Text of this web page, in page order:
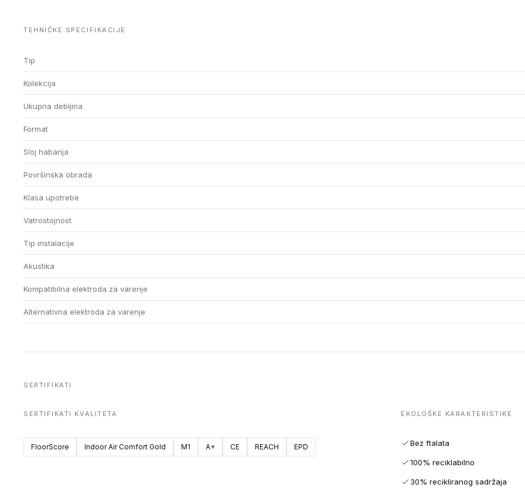
TEHNIČKE SPECIFIKACIJE
Tip
Kolekcija
Ukupna debljina
Format
Sloj habanja
Površinska obrada
Klasa upotrebe
Vatrostojnost
Tip instalacije
Akustika
Kompatibilna elektroda za varenje
Alternativna elektroda za varenje
SERTIFIKATI
SERTIFIKATI KVALITETA
FloorScore Indoor Air Comfort Gold M1 A+ CE REACH EPD
EKOLOŠKE KARAKTERISTIKE
Bez ftalata
100% reciklabilno
30% recikliranog sadržaja